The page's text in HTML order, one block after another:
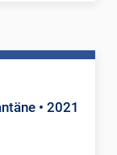
• 2021